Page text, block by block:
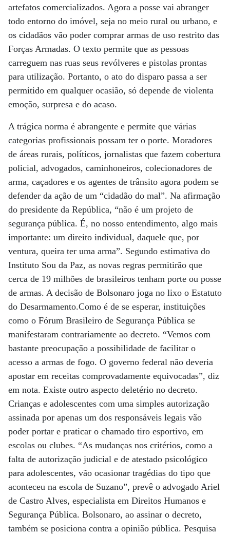
artefatos comercializados. Agora a posse vai abranger
todo entorno do imóvel, seja no meio rural ou urbano, e
os cidadãos vão poder comprar armas de uso restrito das
Forças Armadas. O texto permite que as pessoas
carreguem nas ruas seus revólveres e pistolas prontas
para utilização. Portanto, o ato do disparo passa a ser
permitido em qualquer ocasião, só depende de violenta
emoção, surpresa e do acaso.
A trágica norma é abrangente e permite que várias
categorias profissionais possam ter o porte. Moradores
de áreas rurais, políticos, jornalistas que fazem cobertura
policial, advogados, caminhoneiros, colecionadores de
arma, caçadores e os agentes de trânsito agora podem se
defender da ação de um “cidadão do mal”. Na afirmação
do presidente da República, “não é um projeto de
segurança pública. É, no nosso entendimento, algo mais
importante: um direito individual, daquele que, por
ventura, queira ter uma arma”. Segundo estimativa do
Instituto Sou da Paz, as novas regras permitirão que
cerca de 19 milhões de brasileiros tenham porte ou posse
de armas. A decisão de Bolsonaro joga no lixo o Estatuto
do Desarmamento.Como é de se esperar, instituições
como o Fórum Brasileiro de Segurança Pública se
manifestaram contrariamente ao decreto. “Vemos com
bastante preocupação a possibilidade de facilitar o
acesso a armas de fogo. O governo federal não deveria
apostar em receitas comprovadamente equivocadas”, diz
em nota. Existe outro aspecto deletério no decreto.
Crianças e adolescentes com uma simples autorização
assinada por apenas um dos responsáveis legais vão
poder portar e praticar o chamado tiro esportivo, em
escolas ou clubes. “As mudanças nos critérios, como a
falta de autorização judicial e de atestado psicológico
para adolescentes, vão ocasionar tragédias do tipo que
aconteceu na escola de Suzano”, prevê o advogado Ariel
de Castro Alves, especialista em Direitos Humanos e
Segurança Pública. Bolsonaro, ao assinar o decreto,
também se posiciona contra a opinião pública. Pesquisa